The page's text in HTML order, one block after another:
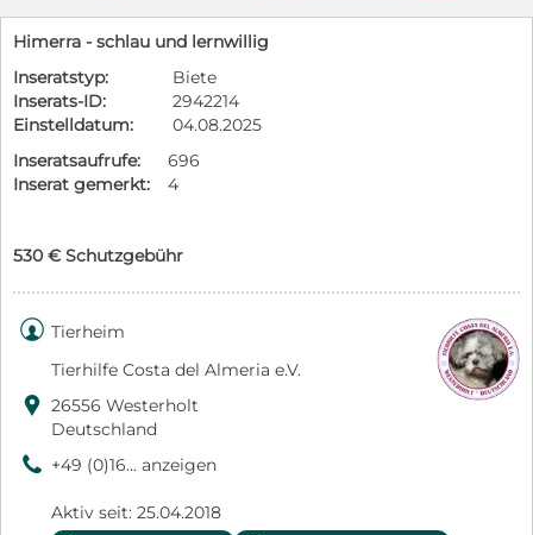
Himerra - schlau und lernwillig
Inseratstyp:
Biete
Inserats-ID:
2942214
Einstelldatum:
04.08.2025
Inseratsaufrufe:
696
Inserat gemerkt:
4
530 € Schutzgebühr
 Tierheim
Tierhilfe Costa del Almeria e.V.
 26556 Westerholt
Deutschland
9 +49 (0)16... anzeigen
Aktiv seit: 25.04.2018